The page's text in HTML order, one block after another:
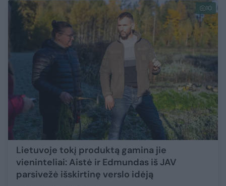
10
Lietuvoje tokį produktą gamina jie
vieninteliai: Aistė ir Edmundas iš JAV
parsivežė išskirtinę verslo idėją